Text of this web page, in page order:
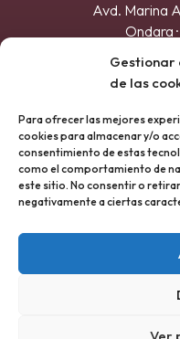
Gestionar
de las
Para ofrecer las mejores
cookies para almacenar y/o
consentimiento de estas
como el comportamiento de
este sitio. No consentir o
negativamente a ciertas
Ver
Avd. Marina
Ondara
Política de